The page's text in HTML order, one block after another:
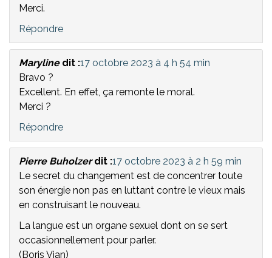
Merci.
Répondre
Maryline dit :17 octobre 2023 à 4 h 54 min
Bravo ?
Excellent. En effet, ça remonte le moral.
Merci ?
Répondre
Pierre Buholzer dit :17 octobre 2023 à 2 h 59 min
Le secret du changement est de concentrer toute
son énergie non pas en luttant contre le vieux mais
en construisant le nouveau.
La langue est un organe sexuel dont on se sert
occasionnellement pour parler.
(Boris Vian)